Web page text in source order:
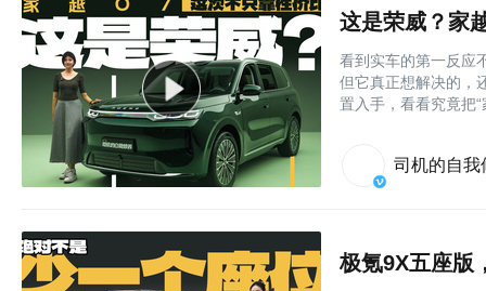
这是荣威？家
看到实车的第一反应
但它真正想解决的，
置入手，看看究竟把
司机的自我
极氪9X五座版